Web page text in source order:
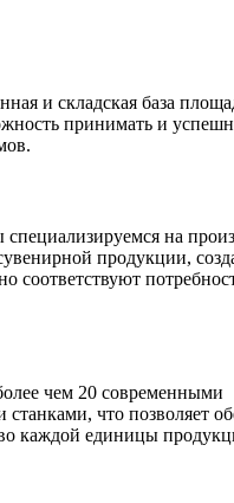
и складская база
принимать и
на
продукции,
соответствуют
чем 20 современными
что позволяет
каждой единицы